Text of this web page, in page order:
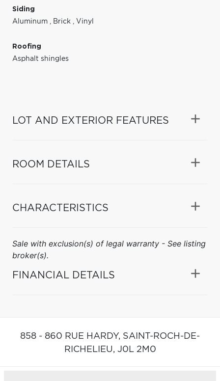
Siding
Aluminum , Brick , Vinyl
Roofing
Asphalt shingles
LOT AND EXTERIOR FEATURES
ROOM DETAILS
CHARACTERISTICS
Sale with exclusion(s) of legal warranty - See listing
broker(s).
FINANCIAL DETAILS
858 - 860 RUE HARDY, SAINT-ROCH-DE-
RICHELIEU, J0L 2M0